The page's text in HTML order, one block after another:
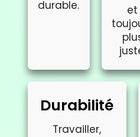
durable.
et
Durabilité
Travailler,